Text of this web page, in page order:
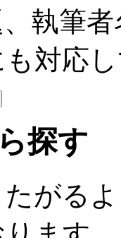
執筆
も対応
探す
がる